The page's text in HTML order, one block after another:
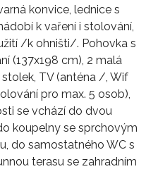
konvice, lednice s
k vaření i stolování,
/k ohništi/. Pohovka s
(137x198 cm), 2 malá
TV (anténa /, Wif
pro max. 5 osob),
se vchází do dvou
koupelny se sprchovým
do samostatného WC s
terasu se zahradním